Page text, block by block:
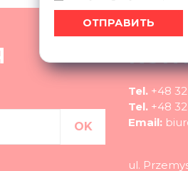
Tel. +48 32
Tel. +48
Email:
ul.